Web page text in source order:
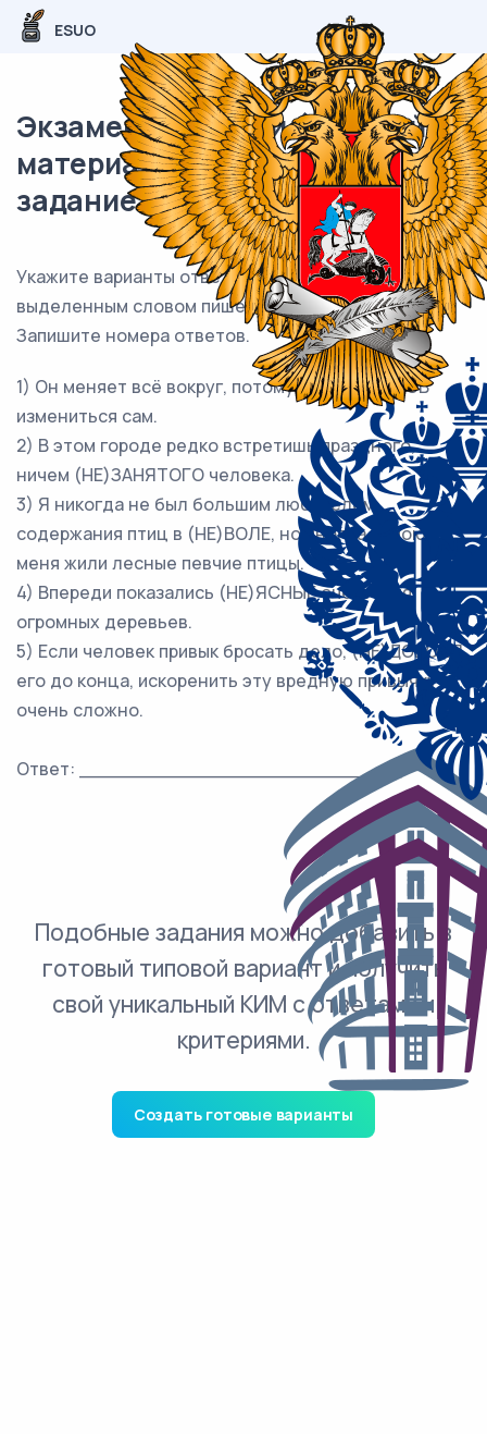
ESUO
Экзаменационный (типовой)
материал ЕГЭ / Русский / 13
задание (24) / 178
Укажите варианты ответов, в которых НЕ с
выделенным словом пишетсяРАЗДЕЛЬНО.
Запишите номера ответов.
1) Он меняет всё вокруг, потому что (НЕ)ГОТОВ
измениться сам.
2) В этом городе редко встретишь праздного,
ничем (НЕ)ЗАНЯТОГО человека.
3) Я никогда не был большим любителем
содержания птиц в (НЕ)ВОЛЕ, но иногда зимою у
меня жили лесные певчие птицы.
4) Впереди показались (НЕ)ЯСНЫЕ очертания
огромных деревьев.
5) Если человек привык бросать дело, (НЕ)ДОВОДЯ
его до конца, искоренить эту вредную привычку
очень сложно.
Ответ: ___________________________.
Подобные задания можно добавить в
готовый типовой вариант и получить
свой уникальный КИМ с ответами и
критериями.
Создать готовые варианты